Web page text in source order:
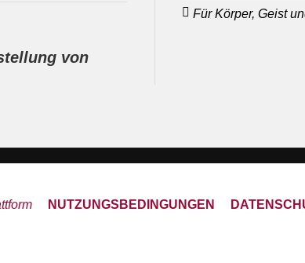
Für Körper, Geist
von
NUTZUNGSBEDINGUNGEN